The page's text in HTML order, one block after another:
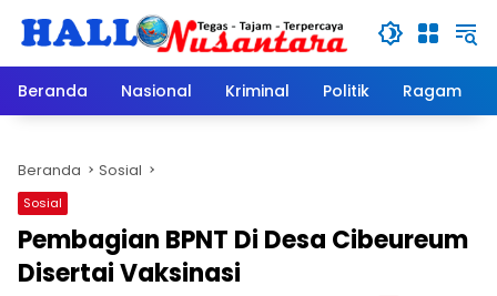
Beranda
Nasional Kriminal Politik Ragam
Beranda Sosial
Sosial
Pembagian BPNT Di Desa Cibeureum
Disertai Vaksinasi